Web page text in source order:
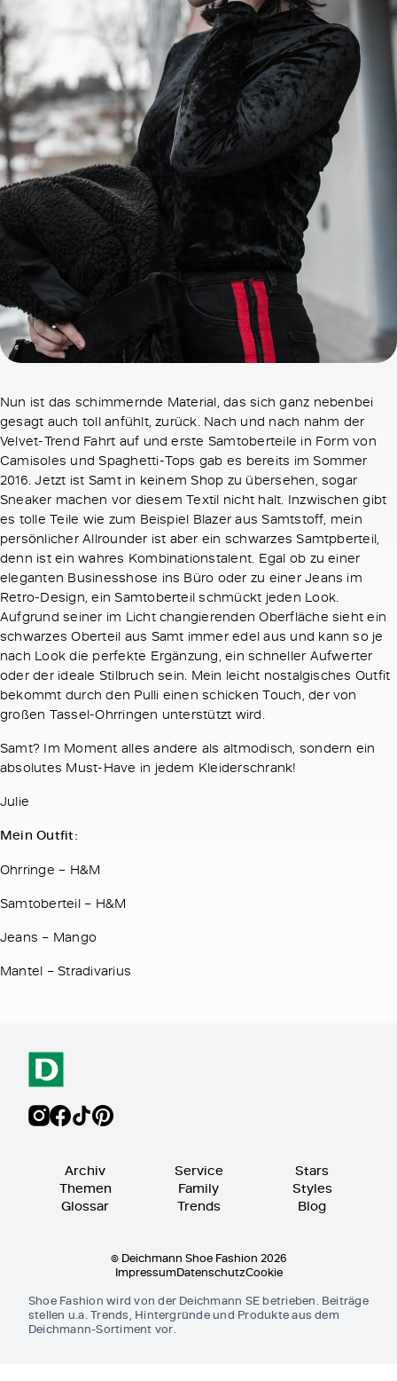
Nun ist das schimmernde Material, das sich ganz nebenbei
gesagt auch toll anfühlt, zurück. Nach und nach nahm der
Velvet-Trend Fahrt auf und erste Samtoberteile in Form von
Camisoles und Spaghetti-Tops gab es bereits im Sommer
2016. Jetzt ist Samt in keinem Shop zu übersehen, sogar
Sneaker machen vor diesem Textil nicht halt. Inzwischen gibt
es tolle Teile wie zum Beispiel Blazer aus Samtstoff, mein
persönlicher Allrounder ist aber ein schwarzes Samtpberteil,
denn ist ein wahres Kombinationstalent. Egal ob zu einer
eleganten Businesshose ins Büro oder zu einer Jeans im
Retro-Design, ein Samtoberteil schmückt jeden Look.
Aufgrund seiner im Licht changierenden Oberfläche sieht ein
schwarzes Oberteil aus Samt immer edel aus und kann so je
nach Look die perfekte Ergänzung, ein schneller Aufwerter
oder der ideale Stilbruch sein. Mein leicht nostalgisches Outfit
bekommt durch den Pulli einen schicken Touch, der von
großen Tassel-Ohrringen unterstützt wird.
Samt? Im Moment alles andere als altmodisch, sondern ein
absolutes Must-Have in jedem Kleiderschrank!
Julie
Mein Outfit:
Ohrringe – H&M
Samtoberteil – H&M
Jeans – Mango
Mantel – Stradivarius
Archiv
Themen
Glossar
Service
Family
Trends
Stars
Styles
Blog
© Deichmann Shoe Fashion 2026
ImpressumDatenschutzCookie
Shoe Fashion wird von der Deichmann SE betrieben. Beiträge
stellen u.a. Trends, Hintergründe und Produkte aus dem
Deichmann-Sortiment vor.